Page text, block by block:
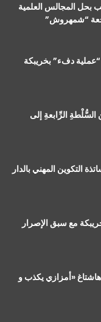
بحل المجالس العلمية
“شمهروش”
الرِّابعةِ إلى
التكوين المهني بالدار
مع سبق الإصرار
هاشتاغ «أمزازي يكذب و